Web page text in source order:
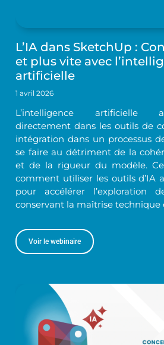
L’IA dans SketchUp :
et plus vite avec
artificielle
1 avril 2026
L’intelligence artificielle
directement dans les outils de
intégration dans un processus
se faire au détriment de la
et de la rigueur du modèle.
comment utiliser les outils d’IA
pour accélérer l’exploration
conservant la maîtrise technique
Voir le webinaire